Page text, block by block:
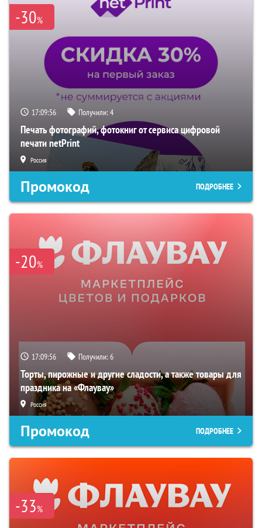
-30%
17:09:54 Получили:4
Печать фотографий, фотокниг от сервиса цифровой
печати netPrint
Россия
Промокод ПОДРОБНЕЕ
-20%
17:09:54 Получили:6
Торты, пирожные и другие сладости, а также товары для
праздника на «Флаувау»
Россия
Промокод ПОДРОБНЕЕ
-33%